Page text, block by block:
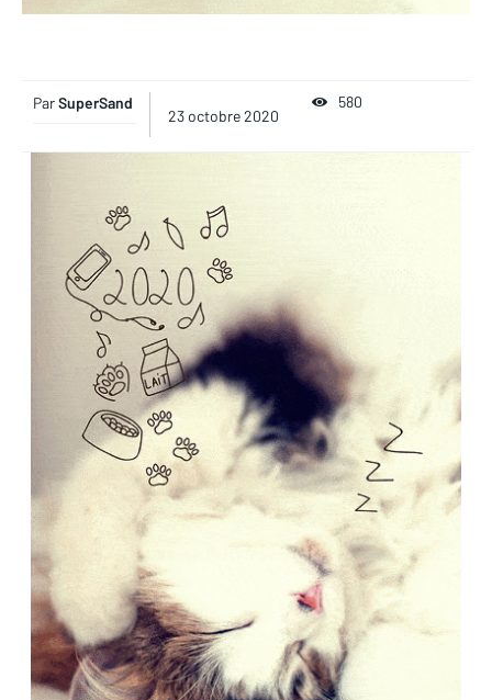
ParSuperSand
23 octobre 2020
580